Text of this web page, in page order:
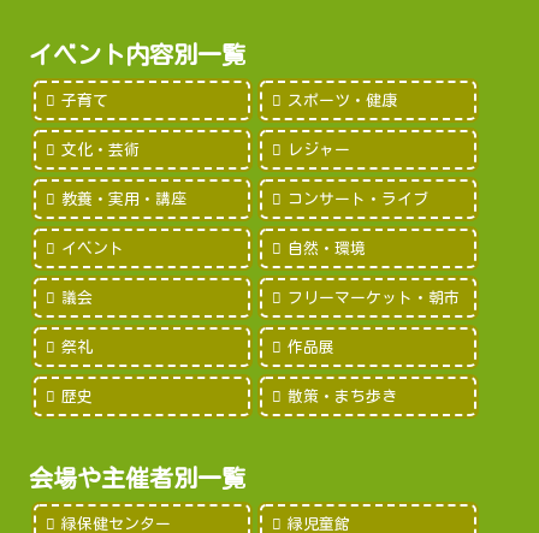
イベント内容別一覧
子育て スポーツ・健康
文化・芸術 レジャー
教養・実用・講座 コンサート・ライブ
イベント 自然・環境
議会 フリーマーケット・朝市
祭礼 作品展
歴史 散策・まち歩き
会場や主催者別一覧
緑保健センター 緑児童館